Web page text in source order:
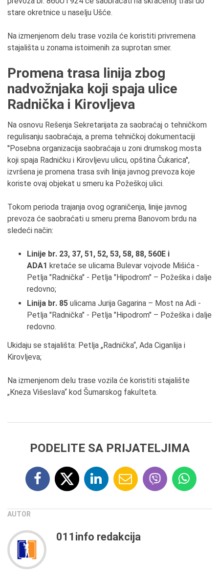
stare okretnice u naselju Ušće.
Na izmenjenom delu trase vozila će koristiti privremena
stajališta u zonama istoimenih za suprotan smer.
Promena trasa linija zbog
nadvožnjaka koji spaja ulice
Radnička i Kirovljeva
Na osnovu Rešenja Sekretarijata za saobraćaj o tehničkom
regulisanju saobraćaja, a prema tehničkoj dokumentaciji
''Posebna organizacija saobraćaja u zoni drumskog mosta
koji spaja Radničku i Kirovljevu ulicu, opština Čukarica'',
izvršena je promena trasa svih linija javnog prevoza koje
koriste ovaj objekat u smeru ka Požeškoj ulici.
Tokom perioda trajanja ovog ograničenja, linije javnog
prevoza će saobraćati u smeru prema Banovom brdu na
sledeći način:
Linije br. 23, 37, 51, 52, 53, 58, 88, 560E i
АDА1 kretaće se ulicama Bulevar vojvode Mišića -
Petlja "Radnička" - Petlja "Hipodrom" – Požeška i dalje
redovno;
Linija br. 85 ulicama Jurija Gagarina – Most na Аdi -
Petlja "Radnička" - Petlja "Hipodrom" – Požeška i dalje
redovno.
Ukidaju se stajališta: Petlja „Radnička“, Аda Ciganlija i
Kirovljeva;
Na izmenjenom delu trase vozila će koristiti stajalište
„Kneza Višeslava“ kod Šumarskog fakulteta.
PODELITE SA PRIJATELJIMA
AUTOR
011info redakcija